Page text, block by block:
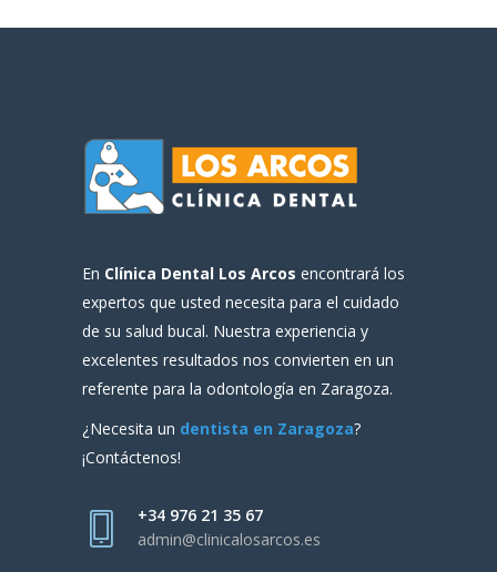
En Clínica Dental Los Arcos encontrará los
expertos que usted necesita para el cuidado
de su salud bucal. Nuestra experiencia y
excelentes resultados nos convierten en un
referente para la odontología en Zaragoza.
¿Necesita un dentista en Zaragoza?
¡Contáctenos!
+34 976 21 35 67
admin@clinicalosarcos.es